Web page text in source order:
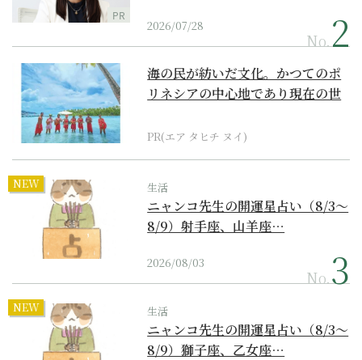
PR
2026/07/28
No.
海の民が紡いだ文化。かつてのポ
リネシアの中心地であり現在の世
PR(エア タヒチ ヌイ)
NEW 生活
ニャンコ先生の開運星占い（8/3～
8/9）射手座、山羊座…
2026/08/03
No.
NEW 生活
ニャンコ先生の開運星占い（8/3～
8/9）獅子座、乙女座…